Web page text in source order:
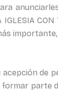
CON
de
parte